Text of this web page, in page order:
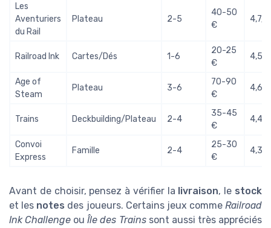
Les
Aventuriers
du Rail
Plateau 2-5
40-50
€
4,7/5
Railroad Ink Cartes/Dés 1-6
20-25
€
4,5/
Age of
Steam
Plateau 3-6
70-90
€
4,6/
Trains Deckbuilding/Plateau 2-4
35-45
€
4,4/
Convoi
Express
Famille 2-4
25-30
€
4,3/
Avant de choisir, pensez à vérifier la livraison, le stock
et les notes des joueurs. Certains jeux comme Railroad
Ink Challenge ouÎle des Trainssont aussi très appréciés